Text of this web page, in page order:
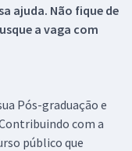
ajuda. Não fique de
a vaga com
Pós-graduação e
com a
público que